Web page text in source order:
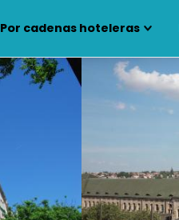
Por cadenas hoteleras